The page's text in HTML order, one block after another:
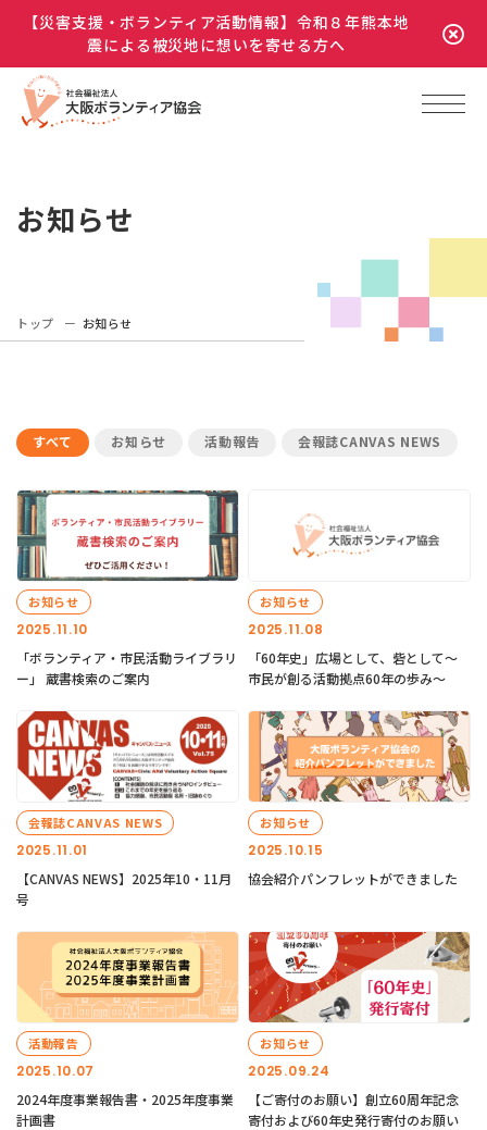
【災害支援・ボランティア活動情報】令和８年熊本地
震による被災地に想いを寄せる方へ
お知らせ
トップ お知らせ
すべて お知らせ 活動報告 会報誌CANVAS NEWS
2025.11.10
お知らせ
「ボランティア・市民活動ライブラリ
ー」 蔵書検索のご案内
2025.11.08
お知らせ
「60年史」広場として、砦として～
市民が創る活動拠点60年の歩み～
2025.11.01
会報誌CANVAS NEWS
【CANVAS NEWS】2025年10・11月
号
2025.10.15
お知らせ
協会紹介パンフレットができました
2025.10.07
活動報告
2024年度事業報告書・2025年度事業
計画書
2025.09.24
お知らせ
【ご寄付のお願い】創立60周年記念
寄付および60年史発行寄付のお願い